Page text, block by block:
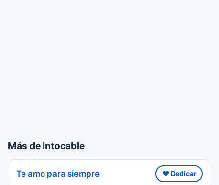
Más de Intocable
Te amo para siempre ❤️ Dedicar